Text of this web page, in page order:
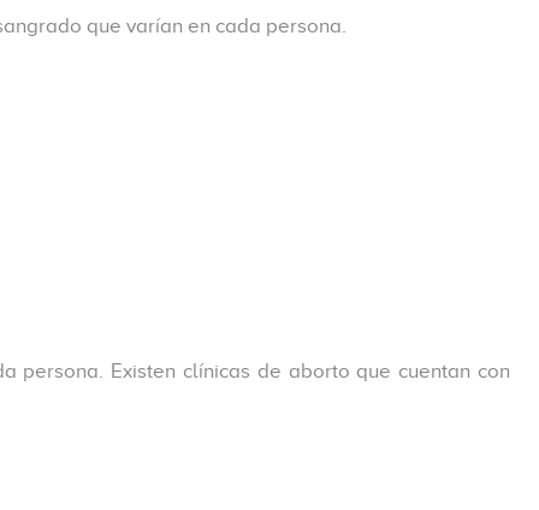
que varían en cada persona.
Existen clínicas de aborto que cuentan con